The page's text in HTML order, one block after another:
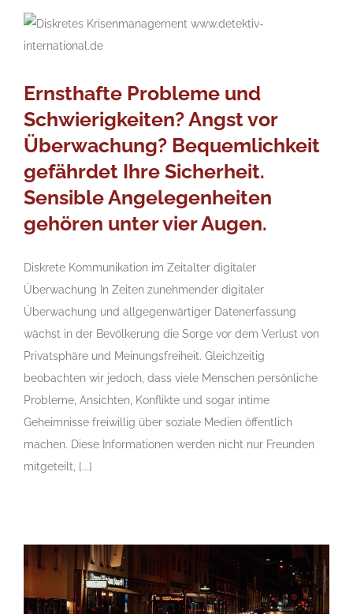
Ernsthafte Probleme und
Schwierigkeiten? Angst vor
Überwachung? Bequemlichkeit
gefährdet Ihre Sicherheit.
Sensible Angelegenheiten
gehören unter vier Augen.
Diskrete Kommunikation im Zeitalter digitaler
Überwachung In Zeiten zunehmender digitaler
Überwachung und allgegenwärtiger Datenerfassung
wächst in der Bevölkerung die Sorge vor dem Verlust von
Privatsphäre und Meinungsfreiheit. Gleichzeitig
beobachten wir jedoch, dass viele Menschen persönliche
Probleme, Ansichten, Konflikte und sogar intime
Geheimnisse freiwillig über soziale Medien öffentlich
machen. Diese Informationen werden nicht nur Freunden
mitgeteilt, [...]